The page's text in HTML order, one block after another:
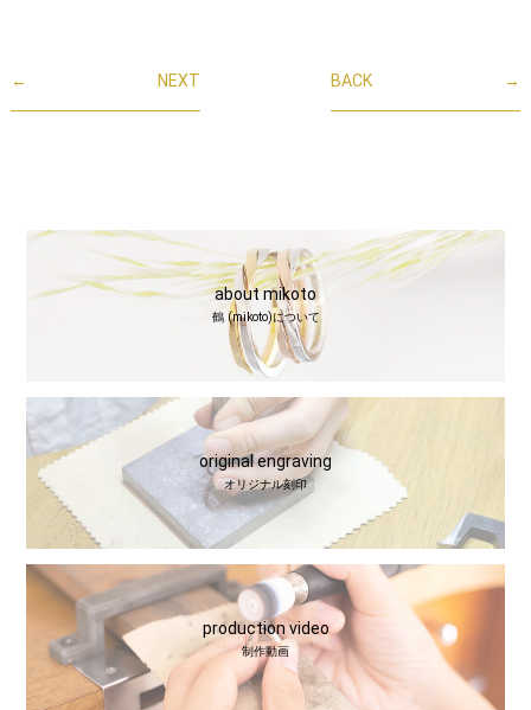
← NEXT →
BACK
about mikoto
鶴 (mikoto)について
original engraving
オリジナル刻印
production video
制作動画